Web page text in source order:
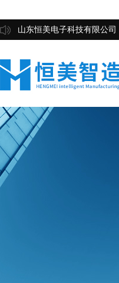
山东恒美电子科技有限公司